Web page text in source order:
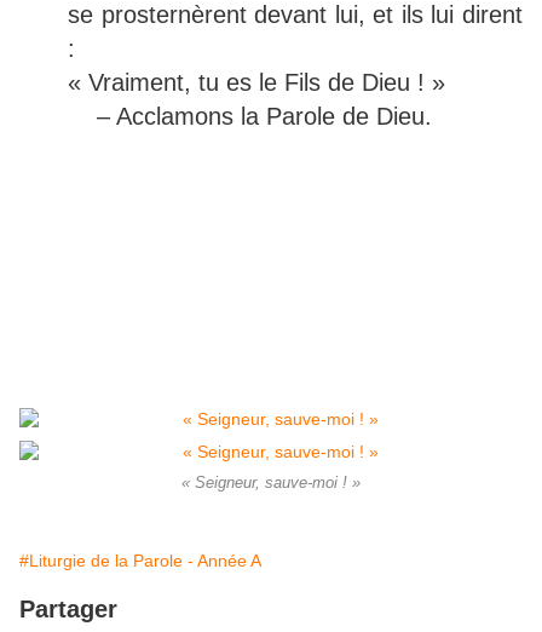
se prosternèrent devant lui, et ils lui dirent
:
« Vraiment, tu es le Fils de Dieu ! »
– Acclamons la Parole de Dieu.
« Seigneur, sauve-moi ! »
#Liturgie de la Parole - Année A
Partager